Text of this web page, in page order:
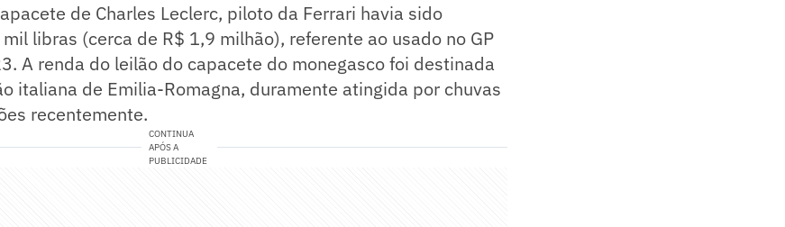
de Charles Leclerc, piloto da Ferrari havia sido
libras (cerca de R$ 1,9 milhão), referente ao usado no GP
A renda do leilão do capacete do monegasco foi destinada
italiana de Emilia-Romagna, duramente atingida por chuvas
recentemente.
CONTINUA
APÓS A
PUBLICIDADE